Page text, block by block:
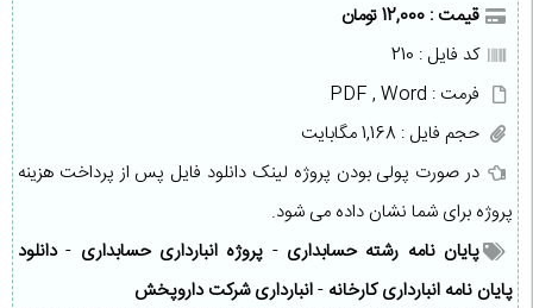
قیمت : 12,000 تومان
کد فایل : 210
فرمت : PDF , Word
حجم فایل : 1,168 مگابایت
در صورت پولی بودن پروژه لینک دانلود فایل پس از پرداخت هزینه
پروژه برای شما نشان داده می شود.
پایان نامه رشته حسابداری- پروژه انبارداری حسابداری- دانلود
پایان نامه انبارداری کارخانه-انبارداری شرکت داروپخش